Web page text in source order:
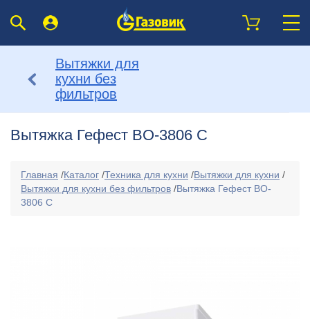
Вытяжки для
кухни без
фильтров
Вытяжка Гефест BO-3806 С
Главная /Каталог /Техника для кухни /Вытяжки для кухни /
Вытяжки для кухни без фильтров /Вытяжка Гефест BO-
3806 С